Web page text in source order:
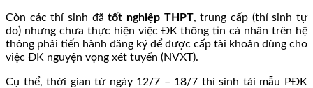
Còn các thí sinh đãtốt nghiệp THPT, trung cấp (thí sinh tự
do) nhưng chưa thực hiện việc ĐK thông tin cá nhân trên hệ
thông phải tiến hành đăng ký để được cấp tài khoản dùng cho
việc ĐK nguyện vọng xét tuyển (NVXT).
Cụ thể, thời gian từ ngày 12/7 – 18/7 thí sinh tải mẫu PĐK